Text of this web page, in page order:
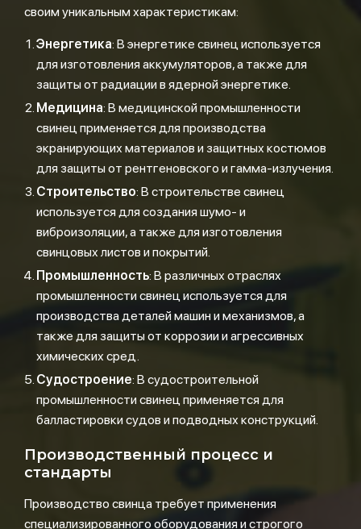
своим уникальным характеристикам:
Энергетика: В энергетике свинец используется
для изготовления аккумуляторов, а также для
защиты от радиации в ядерной энергетике.
Медицина: В медицинской промышленности
свинец применяется для производства
экранирующих материалов и защитных костюмов
для защиты от рентгеновского и гамма-излучения.
Строительство: В строительстве свинец
используется для создания шумо- и
виброизоляции, а также для изготовления
свинцовых листов и покрытий.
Промышленность: В различных отраслях
промышленности свинец используется для
производства деталей машин и механизмов, а
также для защиты от коррозии и агрессивных
химических сред.
Судостроение: В судостроительной
промышленности свинец применяется для
балластировки судов и подводных конструкций.
Производственный процесс и
стандарты
Производство свинца требует применения
специализированного оборудования и строгого